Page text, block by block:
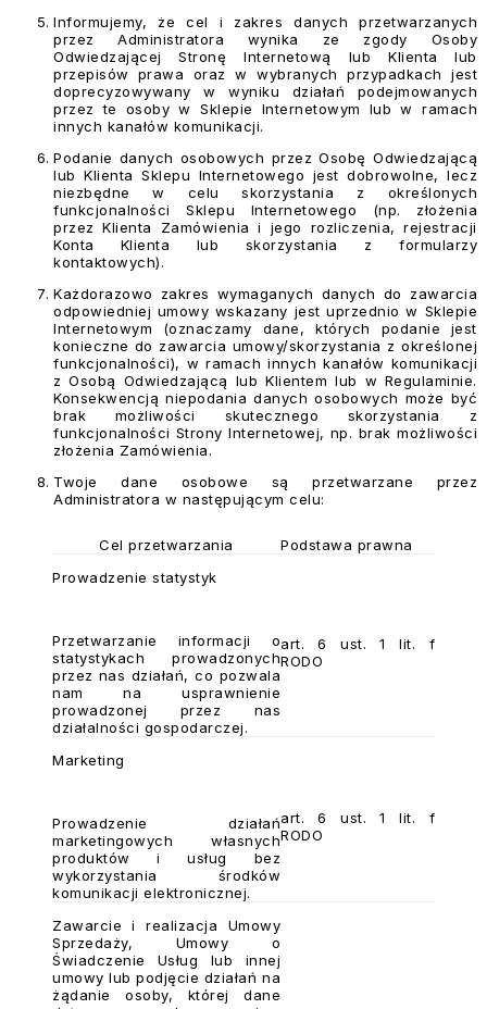
Informujemy, że cel i zakres danych przetwarzanych
przez Administratora wynika ze zgody Osoby
Odwiedzającej Stronę Internetową lub Klienta lub
przepisów prawa oraz w wybranych przypadkach jest
doprecyzowywany w wyniku działań podejmowanych
przez te osoby w Sklepie Internetowym lub w ramach
innych kanałów komunikacji.
Podanie danych osobowych przez Osobę Odwiedzającą
lub Klienta Sklepu Internetowego jest dobrowolne, lecz
niezbędne w celu skorzystania z określonych
funkcjonalności Sklepu Internetowego (np. złożenia
przez Klienta Zamówienia i jego rozliczenia, rejestracji
Konta Klienta lub skorzystania z formularzy
kontaktowych).
Każdorazowo zakres wymaganych danych do zawarcia
odpowiedniej umowy wskazany jest uprzednio w Sklepie
Internetowym (oznaczamy dane, których podanie jest
konieczne do zawarcia umowy/skorzystania z określonej
funkcjonalności), w ramach innych kanałów komunikacji
z Osobą Odwiedzającą lub Klientem lub w Regulaminie.
Konsekwencją niepodania danych osobowych może być
brak możliwości skutecznego skorzystania z
funkcjonalności Strony Internetowej, np. brak możliwości
złożenia Zamówienia.
Twoje dane osobowe są przetwarzane przez
Administratora w następującym celu:
Cel przetwarzania
Podstawa prawna
Prowadzenie statystyk
Przetwarzanie informacji o
statystykach prowadzonych
przez nas działań, co pozwala
nam na usprawnienie
prowadzonej przez nas
działalności gospodarczej.
art. 6 ust. 1 lit. f
RODO
Marketing
Prowadzenie działań
marketingowych własnych
produktów i usług bez
wykorzystania środków
komunikacji elektronicznej.
art. 6 ust. 1 lit. f
RODO
Zawarcie i realizacja Umowy
Sprzedaży, Umowy o
Świadczenie Usług lub innej
umowy lub podjęcie działań na
żądanie osoby, której dane